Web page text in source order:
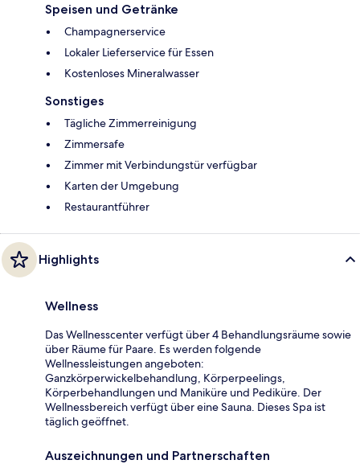
Speisen und Getränke
Champagnerservice
Lokaler Lieferservice für Essen
Kostenloses Mineralwasser
Sonstiges
Tägliche Zimmerreinigung
Zimmersafe
Zimmer mit Verbindungstür verfügbar
Karten der Umgebung
Restaurantführer
Highlights
Wellness
Das Wellnesscenter verfügt über 4 Behandlungsräume sowie
über Räume für Paare. Es werden folgende
Wellnessleistungen angeboten:
Ganzkörperwickelbehandlung, Körperpeelings,
Körperbehandlungen und Maniküre und Pediküre. Der
Wellnessbereich verfügt über eine Sauna. Dieses Spa ist
täglich geöffnet.
Auszeichnungen und Partnerschaften